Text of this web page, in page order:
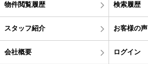
物件閲覧履歴 検索履歴
スタッフ紹介 お客様の声
会社概要 ログイン